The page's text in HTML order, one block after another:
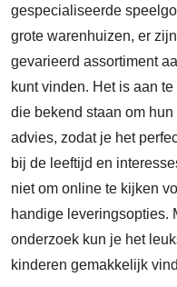
gespecialiseerde
grote warenhuizen, er
gevarieerd assortiment
kunt vinden. Het is aan
die bekend staan om
advies, zodat je het
bij de leeftijd en
niet om online te kijken
handige leveringsopties.
onderzoek kun je het
kinderen gemakkelijk